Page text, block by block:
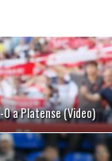
a Platense (Video)